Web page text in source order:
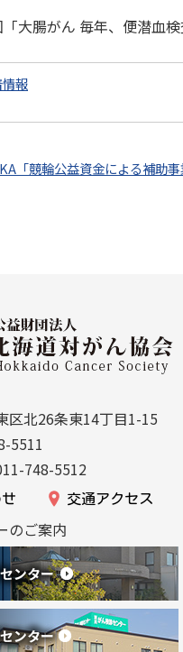
大腸がん 毎年、便潜血検
報
「競輪公益資金による補助
区北26条東14丁目1-15
5511
748-5512
交通アクセス
のご案内